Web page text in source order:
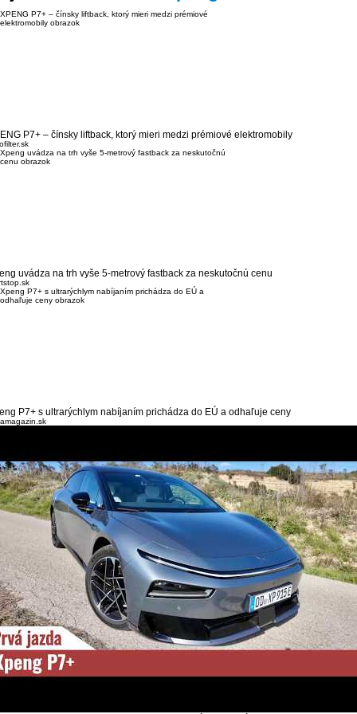
P7+ – čínsky liftback, ktorý mieri medzi prémiové elektromobily
uvádza na trh vyše 5-metrový fastback za neskutočnú cenu
P7+ s ultrarýchlym nabíjaním prichádza do EÚ a odhaľuje ceny